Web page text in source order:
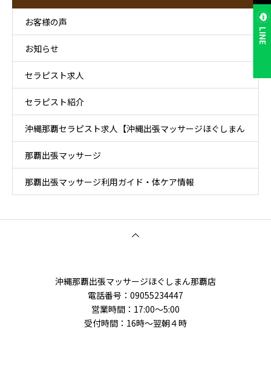
LINE
お客様の声
お知らせ
セラピスト求人
セラピスト紹介
沖縄那覇セラピスト求人【沖縄出張マッサージほぐしまん
那覇店】
那覇出張マッサージ
那覇出張マッサージ利用ガイド・体ケア情報
沖縄那覇出張マッサージほぐしまん那覇店
電話番号‭：09055234447
営業時間：17:00～5:00
受付時間：16時〜翌朝４時